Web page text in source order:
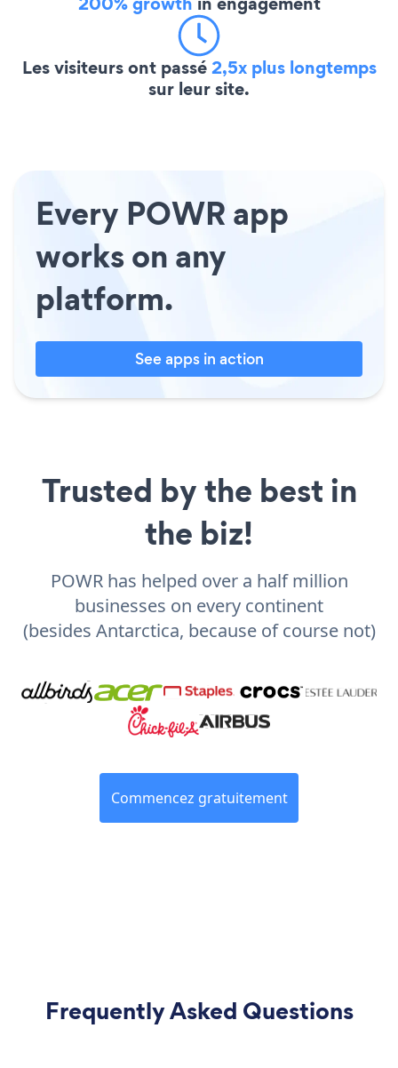
Les visiteurs ont passé2,5x plus longtemps
sur leur site.
Every POWR app
works on any
platform.
See apps in action
Trusted by the best in
the biz!
POWR has helped over a half million
businesses on every continent
(besides Antarctica, because of course not)
Commencez gratuitement
Frequently Asked Questions